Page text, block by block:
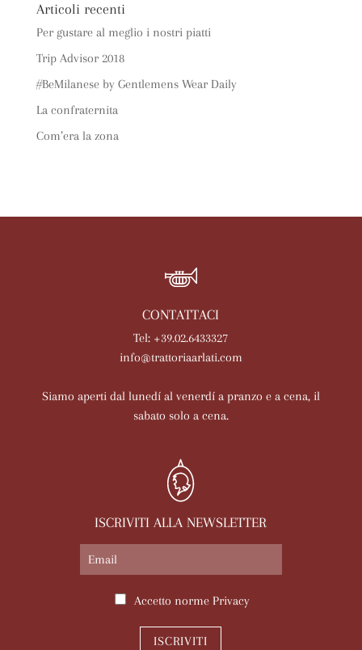
Articoli recenti
Per gustare al meglio i nostri piatti
Trip Advisor 2018
#BeMilanese by Gentlemens Wear Daily
La confraternita
Com’era la zona
CONTATTACI
Tel: +39.02.6433327
info@trattoriaarlati.com
Siamo aperti dal lunedí al venerdí a pranzo e a cena, il
sabato solo a cena.
ISCRIVITI ALLA NEWSLETTER
Accetto norme Privacy
ISCRIVITI